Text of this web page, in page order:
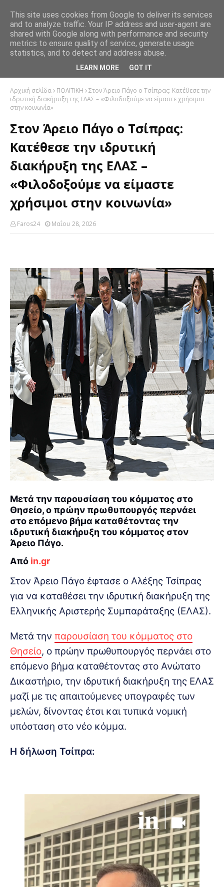
Αρχική σελίδα ΠΟΛΙΤΙΚΗ
Στον Άρειο Πάγο ο Τσίπρας: Κατέθεσε την
ιδρυτική διακήρυξη της ΕΛΑΣ – «Φιλοδοξούμε να είμαστε χρήσιμοι
στην κοινωνία»
Στον Άρειο Πάγο ο Τσίπρας:
Κατέθεσε την ιδρυτική
διακήρυξη της ΕΛΑΣ –
«Φιλοδοξούμε να είμαστε
χρήσιμοι στην κοινωνία»
Faros24 Μαΐου 28, 2026
Μετά την παρουσίαση του κόμματος στο
Θησείο, ο πρώην πρωθυπουργός περνάει
στο επόμενο βήμα καταθέτοντας την
ιδρυτική διακήρυξη του κόμματος στον
Άρειο Πάγο.
Από in.gr
Στον Άρειο Πάγο έφτασε ο Αλέξης Τσίπρας
για να καταθέσει την ιδρυτική διακήρυξη της
Ελληνικής Αριστερής Συμπαράταξης (ΕΛΑΣ).
Μετά την παρουσίαση του κόμματος στο
Θησείο, ο πρώην πρωθυπουργός περνάει στο
επόμενο βήμα καταθέτοντας στο Ανώτατο
Δικαστήριο, την ιδρυτική διακήρυξη της ΕΛΑΣ
μαζί με τις απαιτούμενες υπογραφές των
μελών, δίνοντας έτσι και τυπικά νομική
υπόσταση στο νέο κόμμα.
H δήλωση Τσίπρα:
This site uses cookies from Google to deliver its services
and to analyze traffic. Your IP address and user-agent are
shared with Google along with performance and security
metrics to ensure quality of service, generate usage
statistics, and to detect and address abuse.
LEARN MORE GOT IT